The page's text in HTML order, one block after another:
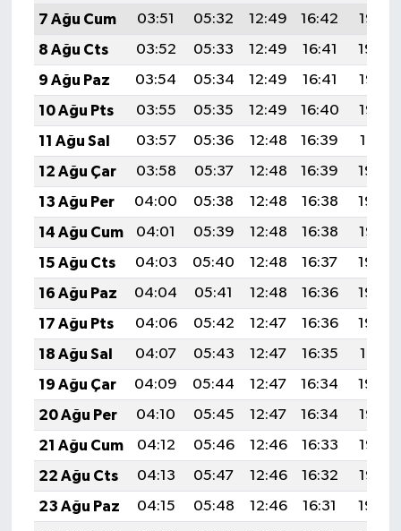
7 Ağu Cum
03:51 05:32 12:49 16:42
19:56
8 Ağu Cts
03:52 05:33 12:49 16:41
19:54
9 Ağu Paz
03:54 05:34 12:49 16:41
19:53
10 Ağu Pts
03:55 05:35 12:49 16:40
19:52
11 Ağu Sal
03:57 05:36 12:48 16:39
19:51
12 Ağu Çar
03:58 05:37 12:48 16:39
19:49
13 Ağu Per
04:00 05:38 12:48 16:38
19:48
14 Ağu Cum
04:01 05:39 12:48 16:38
19:47
15 Ağu Cts
04:03 05:40 12:48 16:37
19:45
16 Ağu Paz
04:04 05:41 12:48 16:36
19:44
17 Ağu Pts
04:06 05:42 12:47 16:36
19:42
18 Ağu Sal
04:07 05:43 12:47 16:35
19:41
19 Ağu Çar
04:09 05:44 12:47 16:34
19:40
20 Ağu Per
04:10 05:45 12:47 16:34
19:38
21 Ağu Cum
04:12 05:46 12:46 16:33
19:37
22 Ağu Cts
04:13 05:47 12:46 16:32
19:35
23 Ağu Paz
04:15 05:48 12:46 16:31
19:34